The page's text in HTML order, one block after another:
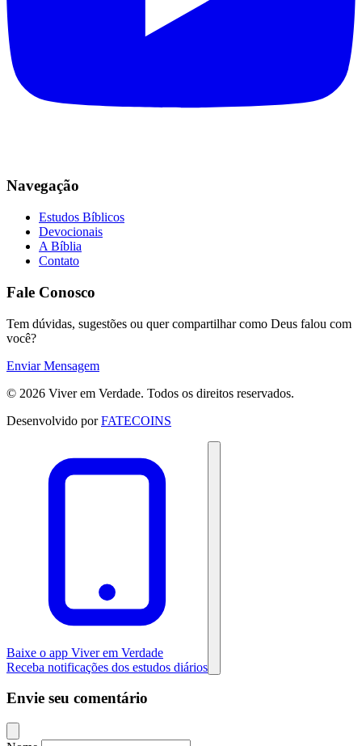
Navegação
Estudos Bíblicos
Devocionais
A Bíblia
Contato
Fale Conosco
Tem dúvidas, sugestões ou quer compartilhar como Deus falou com
você?
Enviar Mensagem
© 2026 Viver em Verdade. Todos os direitos reservados.
Desenvolvido porFATECOINS
Baixe o app Viver em Verdade
Receba notificações dos estudos diários
Envie seu comentário